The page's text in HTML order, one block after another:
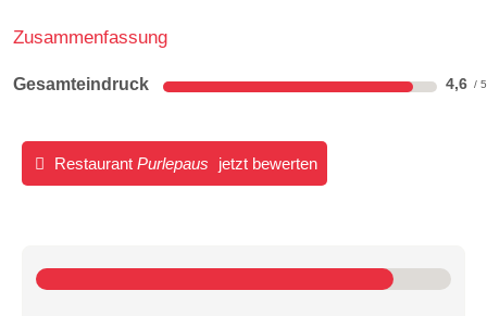
Zusammenfassung
Gesamteindruck 4,6
Restaurant Purlepaus jetzt bewerten